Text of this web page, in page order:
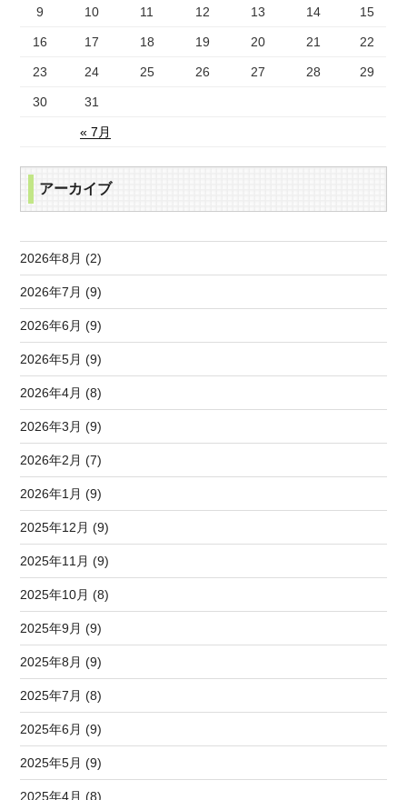
« 7月
9 10 11 12 13 14 15
16 17 18 19 20 21 22
23 24 25 26 27 28 29
30 31
アーカイブ
2026年8月 (2)
2026年7月 (9)
2026年6月 (9)
2026年5月 (9)
2026年4月 (8)
2026年3月 (9)
2026年2月 (7)
2026年1月 (9)
2025年12月 (9)
2025年11月 (9)
2025年10月 (8)
2025年9月 (9)
2025年8月 (9)
2025年7月 (8)
2025年6月 (9)
2025年5月 (9)
2025年4月 (8)